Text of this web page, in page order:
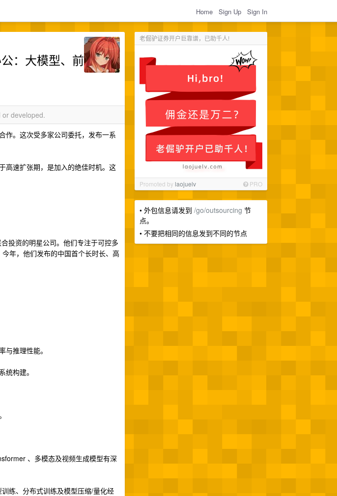
Home Sign Up Sign In
老倔驴证券开户巨靠谱，已助千人!
Promoted bylaojuelv PRO
• 外包信息请发到 /go/outsourcing 节
点。
• 不要把相同的信息发到不同的节点
：大模型、前
developed.
作。这次受多家公司委托，发布一系
高速扩张期，是加入的绝佳时机。这
投资的明星公司。他们专注于可控多
年，他们发布的中国首个长时长、高
推理性能。
构建。
、多模态及视频生成模型有深
练、分布式训练及模型压缩/量化经